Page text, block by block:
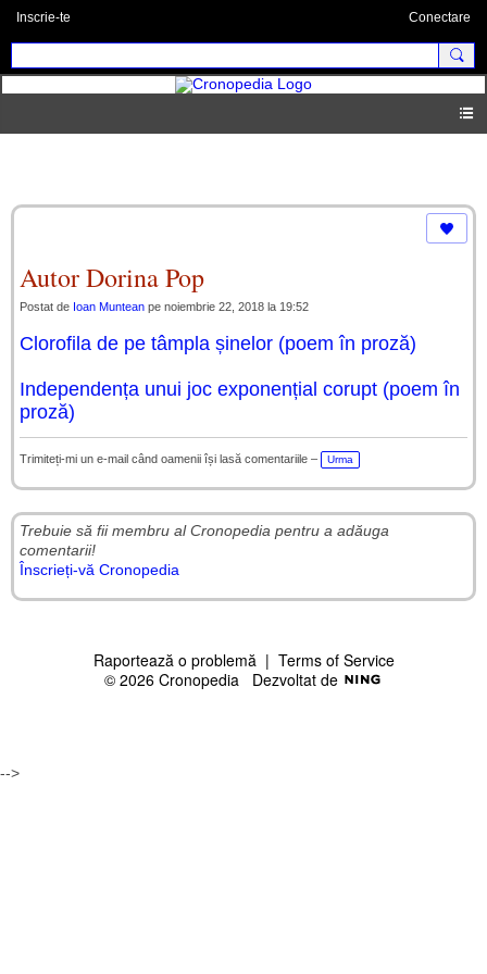
Inscrie-te Conectare
Autor Dorina Pop
Postat de Ioan Muntean pe noiembrie 22, 2018 la 19:52
Clorofila de pe tâmpla șinelor (poem în proză)
Independența unui joc exponențial corupt (poem în
proză)
Trimiteți-mi un e-mail când oamenii își lasă comentariile – Urma
Trebuie să fii membru al Cronopedia ​​pentru a adăuga
comentarii!
Înscrieți-vă Cronopedia
Raportează o problemă| Terms of Service
© 2026 Cronopedia Dezvoltat de
-->